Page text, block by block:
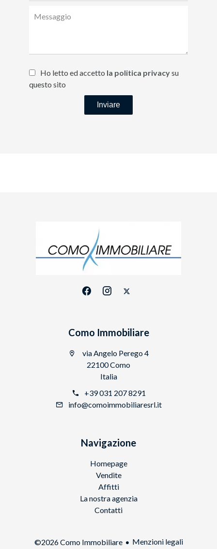
Ho letto ed accetto la politica privacysu
questo sito
Inviare
Como Immobiliare
via Angelo Perego 4
22100 Como
Italia
+39 031 207 8291
info@comoimmobiliaresrl.it
Navigazione
Homepage
Vendite
Affitti
La nostra agenzia
Contatti
©2026 Como Immobiliare Menzioni legali